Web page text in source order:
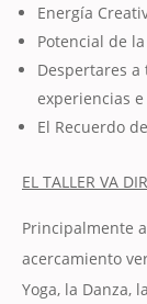
Energía
Potencial de
Despertares
experiencias
El Recuerdo
EL TALLER VA
Principalmente
acercamiento
Yoga, la Danza,